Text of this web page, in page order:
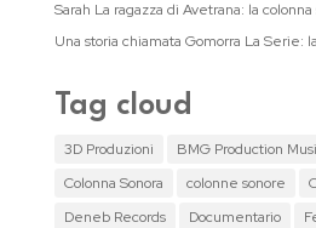
Sarah La ragazza di Avetrana: la colonna
Una storia chiamata Gomorra La Serie:
Tag cloud
3D Produzioni BMG Production
Colonna Sonora
colonne sonore
Deneb Records
Documentario